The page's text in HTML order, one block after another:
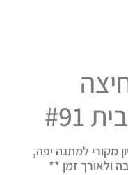
מקורי למתנה יפה,
ולאורך זמן **